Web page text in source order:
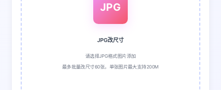
JPG
JPG改尺寸
请选择JPG格式图片添加
最多批量改尺寸60张，单张图片最大支持200M